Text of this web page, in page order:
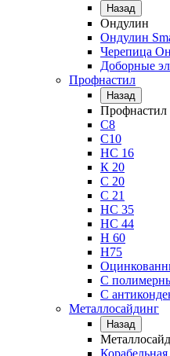
Назад
Ондулин
Ондулин
Черепица
Доборные
Профнастил
Назад
Профнастил
С8
С10
НС 16
К 20
С 20
С 21
НС 35
НС 44
Н 60
Н75
С
С
Металлосайдинг
Назад
Корабельная